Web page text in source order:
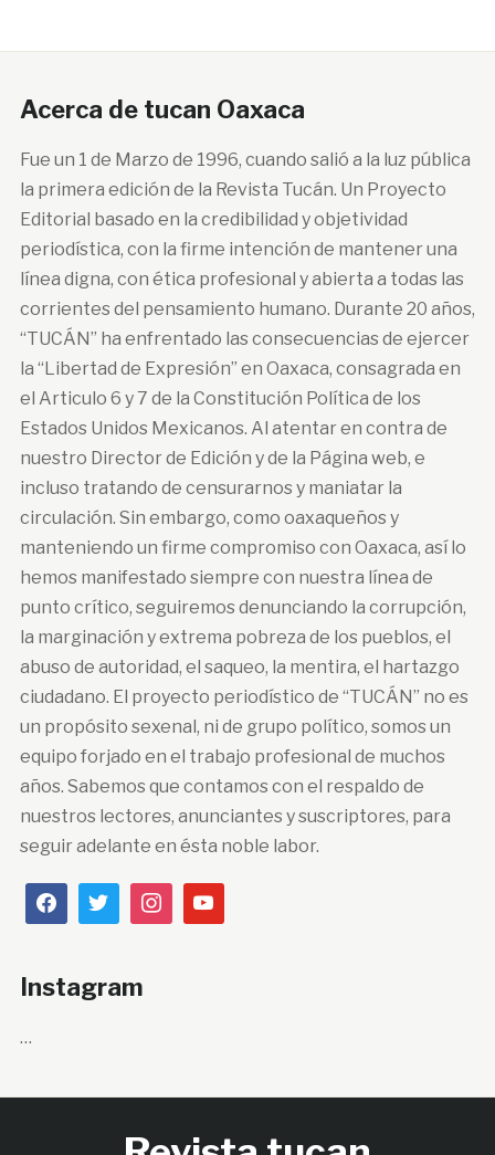
Acerca de tucan Oaxaca
Fue un 1 de Marzo de 1996, cuando salió a la luz pública
la primera edición de la Revista Tucán. Un Proyecto
Editorial basado en la credibilidad y objetividad
periodística, con la firme intención de mantener una
línea digna, con ética profesional y abierta a todas las
corrientes del pensamiento humano. Durante 20 años,
“TUCÁN” ha enfrentado las consecuencias de ejercer
la “Libertad de Expresión” en Oaxaca, consagrada en
el Articulo 6 y 7 de la Constitución Política de los
Estados Unidos Mexicanos. Al atentar en contra de
nuestro Director de Edición y de la Página web, e
incluso tratando de censurarnos y maniatar la
circulación. Sin embargo, como oaxaqueños y
manteniendo un firme compromiso con Oaxaca, así lo
hemos manifestado siempre con nuestra línea de
punto crítico, seguiremos denunciando la corrupción,
la marginación y extrema pobreza de los pueblos, el
abuso de autoridad, el saqueo, la mentira, el hartazgo
ciudadano. El proyecto periodístico de “TUCÁN” no es
un propósito sexenal, ni de grupo político, somos un
equipo forjado en el trabajo profesional de muchos
años. Sabemos que contamos con el respaldo de
nuestros lectores, anunciantes y suscriptores, para
seguir adelante en ésta noble labor.
Instagram
…